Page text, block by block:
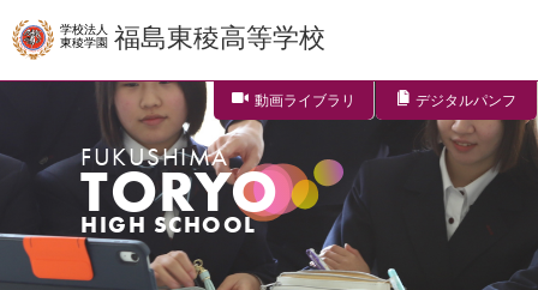
学校法人
東稜学園 福島東稜高等学校
動画ライブラリ デジタルパンフ
FUKUSHIMA
TORYO
HIGH SCHOOL